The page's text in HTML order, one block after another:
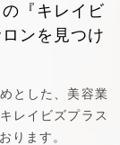
『キレイビ
ンを見つけ
とした、美容業
レイビズプラス
ります。